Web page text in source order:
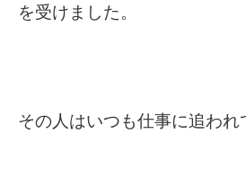
を受けました。
その人はいつも仕事に追われ